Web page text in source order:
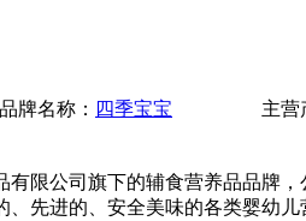
品牌名称： 四季宝宝 主营
有限公司旗下的辅食营养品品牌
、先进的、安全美味的各类婴幼